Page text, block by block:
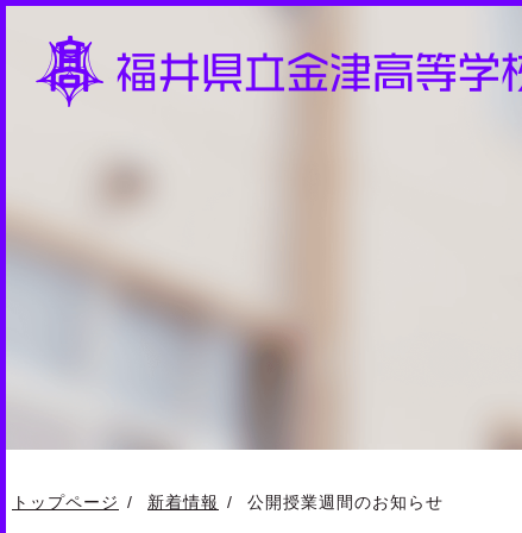
トップページ 新着情報 公開授業週間のお知らせ